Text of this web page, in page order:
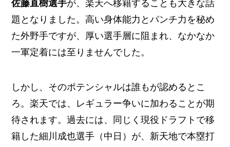
佐藤直樹選手が、楽天へ移籍することも大きな話
題となりました。高い身体能力とパンチ力を秘め
た外野手ですが、厚い選手層に阻まれ、なかなか
一軍定着には至りませんでした。
しかし、そのポテンシャルは誰もが認めるとこ
ろ。楽天では、レギュラー争いに加わることが期
待されます。過去には、同じく現役ドラフトで移
籍した細川成也選手（中日）が、新天地で本塁打